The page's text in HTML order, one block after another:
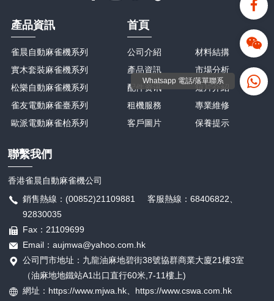
產品資訊
雀晨自動麻雀機系列
實木套裝麻雀機系列
松樂自動麻雀機系列
雀友電動麻雀臺系列
歐派電動麻雀枱系列
首頁
公司介紹
產品資訊
配件资讯
租機服務
客戶圖片
材料結搆
市場分析
短片介紹
專業維修
保養提示
聯繫我們
香港雀晨自動麻雀機公司
銷售熱線：(00852)21109881 客服熱線：68406822、
92830035
Fax：21109699
Email：aujmwa@yahoo.com.hk
公司門市地址：九龍油麻地碧街38號協群商業大廈21樓3室
（油麻地地鐵站A1出口直行60米,7-11樓上)
網址：https://www.mjwa.hk、 https://www.cswa.com.hk
Whatsapp 電話/落單聯系